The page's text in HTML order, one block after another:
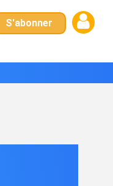
S'abonner